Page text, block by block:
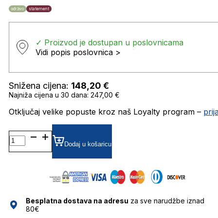
održivo statement
✓ Proizvod je dostupan u poslovnicama
Vidi popis poslovnica >
Snižena cijena: 148,20 €
Najniža cijena u 30 dana: 247,00 €
Otključaj velike popuste kroz naš Loyalty program –
KALEOSRIVERA3
GRADIJENT SUNČANE
NAOČALE
Dodaj u košaricu
Besplatna dostava na adresu za sve narudžbe iznad
80€